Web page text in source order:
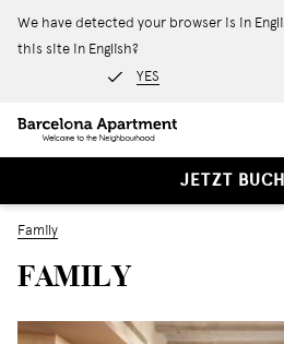
We have detected your browser is in
this site in English?
YES
JETZT
Family
FAMILY